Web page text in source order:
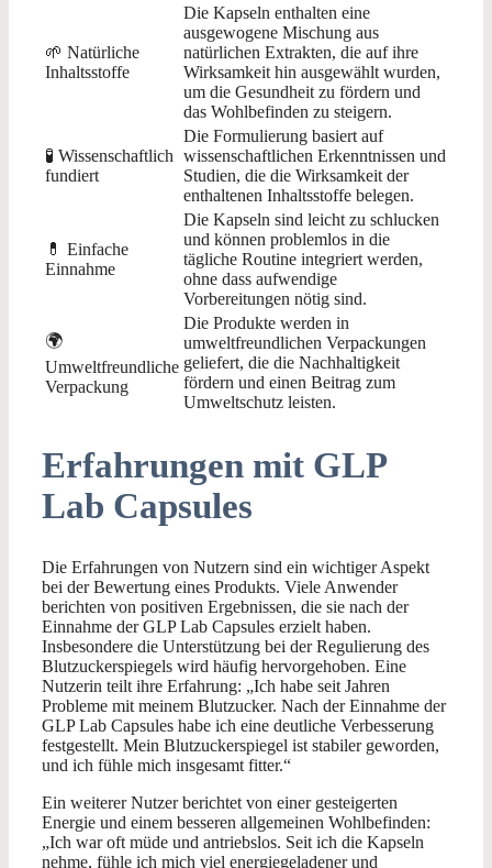
🌱 Natürliche
Inhaltsstoffe
Die Kapseln enthalten eine
ausgewogene Mischung aus
natürlichen Extrakten, die auf ihre
Wirksamkeit hin ausgewählt wurden,
um die Gesundheit zu fördern und
das Wohlbefinden zu steigern.
🧪 Wissenschaftlich
fundiert
Die Formulierung basiert auf
wissenschaftlichen Erkenntnissen und
Studien, die die Wirksamkeit der
enthaltenen Inhaltsstoffe belegen.
💊 Einfache
Einnahme
Die Kapseln sind leicht zu schlucken
und können problemlos in die
tägliche Routine integriert werden,
ohne dass aufwendige
Vorbereitungen nötig sind.
🌍
Umweltfreundliche
Verpackung
Die Produkte werden in
umweltfreundlichen Verpackungen
geliefert, die die Nachhaltigkeit
fördern und einen Beitrag zum
Umweltschutz leisten.
Erfahrungen mit GLP
Lab Capsules
Die Erfahrungen von Nutzern sind ein wichtiger Aspekt
bei der Bewertung eines Produkts. Viele Anwender
berichten von positiven Ergebnissen, die sie nach der
Einnahme der GLP Lab Capsules erzielt haben.
Insbesondere die Unterstützung bei der Regulierung des
Blutzuckerspiegels wird häufig hervorgehoben. Eine
Nutzerin teilt ihre Erfahrung: „Ich habe seit Jahren
Probleme mit meinem Blutzucker. Nach der Einnahme der
GLP Lab Capsules habe ich eine deutliche Verbesserung
festgestellt. Mein Blutzuckerspiegel ist stabiler geworden,
und ich fühle mich insgesamt fitter.“
Ein weiterer Nutzer berichtet von einer gesteigerten
Energie und einem besseren allgemeinen Wohlbefinden:
„Ich war oft müde und antriebslos. Seit ich die Kapseln
nehme, fühle ich mich viel energiegeladener und